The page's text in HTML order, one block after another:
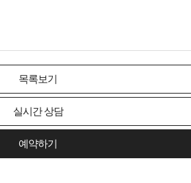
목록보기
실시간 상담
예약하기